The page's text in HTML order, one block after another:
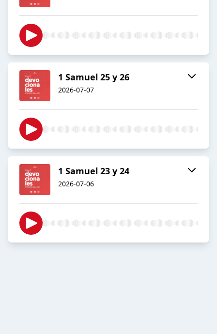
1 Samuel 25 y 26
2026-07-07
1 Samuel 23 y 24
2026-07-06